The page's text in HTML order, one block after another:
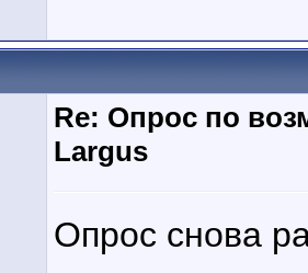
Re: Опрос по
Largus
Опрос снова